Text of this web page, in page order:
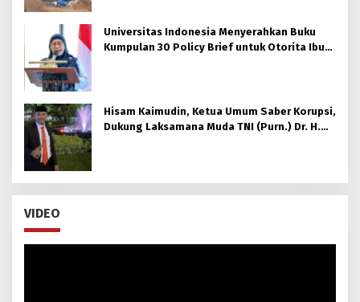
Universitas Indonesia Menyerahkan Buku
Kumpulan 30 Policy Brief untuk Otorita Ibu
Hisam Kaimudin, Ketua Umum Saber Korupsi,
Dukung Laksamana Muda TNI (Purn.) Dr. H.
VIDEO